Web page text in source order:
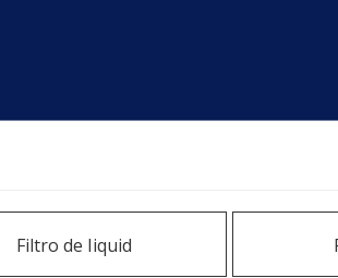
Filtro de Iiquid